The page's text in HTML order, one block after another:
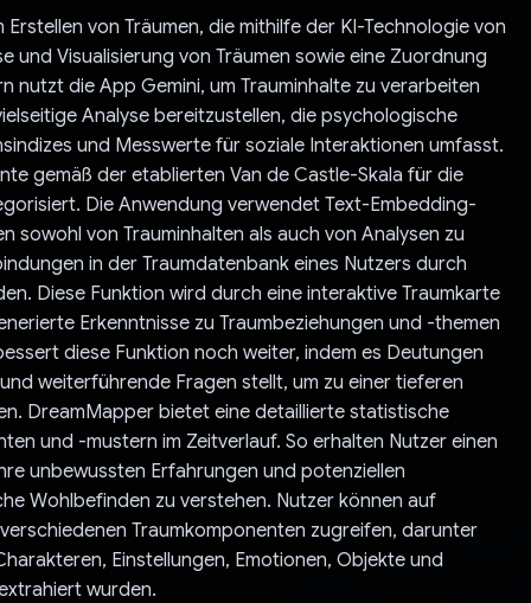
von Träumen, die mithilfe der KI-Technologie von
und Visualisierung von Träumen sowie eine Zuordnung
nutzt die App Gemini, um Trauminhalte zu verarbeiten
Analyse bereitzustellen, die psychologische
und Messwerte für soziale Interaktionen umfasst.
gemäß der etablierten Van de Castle-Skala für die
Die Anwendung verwendet Text-Embedding-
sowohl von Trauminhalten als auch von Analysen zu
in der Traumdatenbank eines Nutzers durch
Diese Funktion wird durch eine interaktive Traumkarte
Erkenntnisse zu Traumbeziehungen und -themen
diese Funktion noch weiter, indem es Deutungen
weiterführende Fragen stellt, um zu einer tieferen
DreamMapper bietet eine detaillierte statistische
und -mustern im Zeitverlauf. So erhalten Nutzer einen
unbewussten Erfahrungen und potenziellen
Wohlbefinden zu verstehen. Nutzer können auf
Traumkomponenten zugreifen, darunter
Einstellungen, Emotionen, Objekte und
wurden.